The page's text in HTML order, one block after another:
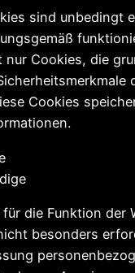
sind unbedingt
nur Cookies, die
Cookies
die Funktion der
besonders